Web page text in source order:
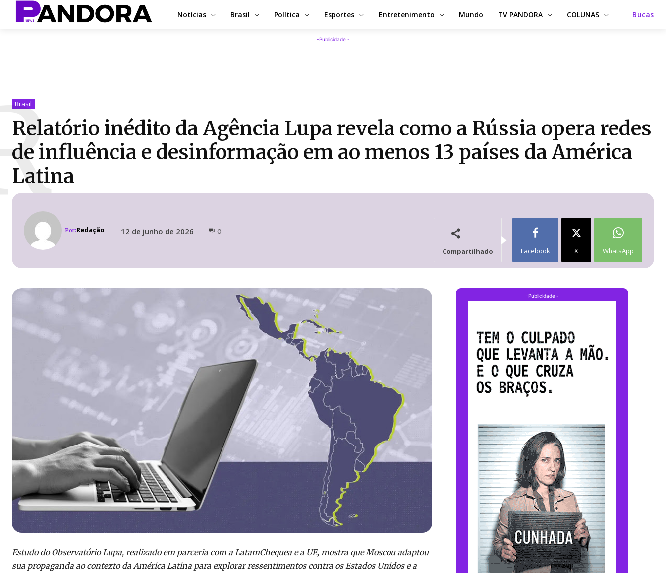
Notícias Brasil Política Esportes Entretenimento Mundo TV PANDORA COLUNAS Bucas
-Publicidade -
Brasil
Relatório inédito da Agência Lupa revela como a Rússia opera redes
de influência e desinformação em ao menos 13 países da América
Latina
Por:Redação 12 de junho de 2026 0
Compartilhado Facebook X WhatsApp
Estudo do Observatório Lupa, realizado em parceria com a LatamChequea e a UE, mostra que Moscou adaptou
sua propaganda ao contexto da América Latina para explorar ressentimentos contra os Estados Unidos e a
-Publicidade -